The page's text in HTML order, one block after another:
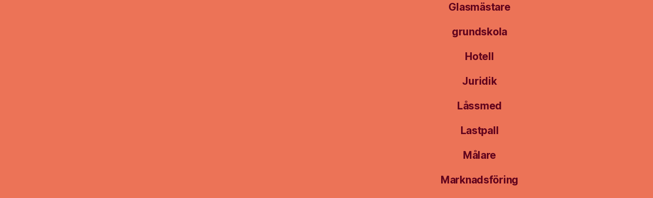
Glasmästare
grundskola
Hotell
Juridik
Låssmed
Lastpall
Målare
Marknadsföring